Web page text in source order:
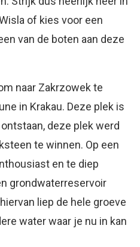
of kies voor een
van de boten aan deze
naar Zakrzowek te
in Krakau. Deze plek is
deze plek werd
te winnen. Op een
en te diep
grondwaterreservoir
liep de hele groeve
water waar je nu in kan